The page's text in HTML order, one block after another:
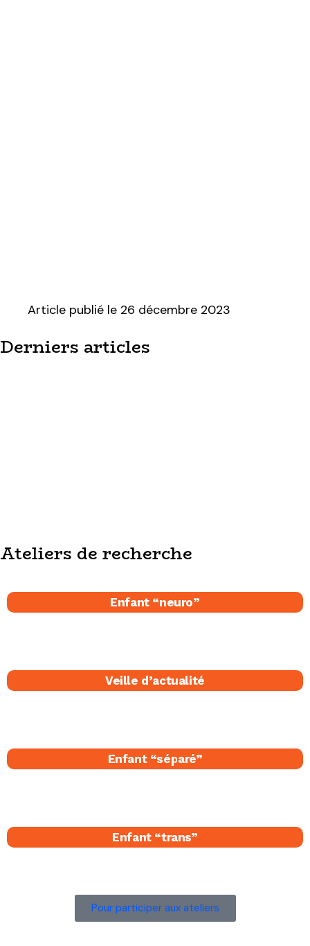
Article publié le 26 décembre 2023
Derniers articles
Ateliers de recherche
Enfant “neuro”
Veille d’actualité
Enfant “séparé​”
Enfant “trans”
Pour participer aux ateliers